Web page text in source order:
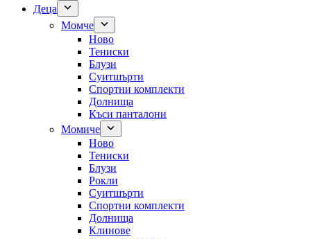
Деца
Момче
Ново
Тениски
Блузи
Суитшърти
Спортни комплекти
Долнища
Къси панталони
Момиче
Ново
Тениски
Блузи
Рокли
Суитшърти
Спортни комплекти
Долнища
Клинове